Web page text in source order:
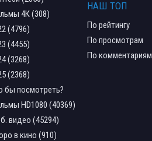
4К (308)
(4796)
(4455)
(3268)
(2368)
бы посмотреть?
HD1080 (40369)
видео (45294)
в кино (910)
НАШ ТОП
По рейтингу
По просмотрам
По комментариям